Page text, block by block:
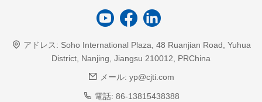
アドレス: Soho International Plaza, 48 Ruanjian Road, Yuhua
District, Nanjing, Jiangsu 210012, PRChina
メール: yp@cjti.com
電話: 86-13815438388